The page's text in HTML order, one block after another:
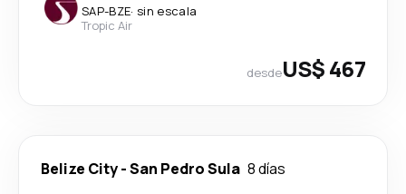
SAP-BZE· sin escala
Tropic Air
desdeUS$ 467
Belize City-San Pedro Sula 8 días